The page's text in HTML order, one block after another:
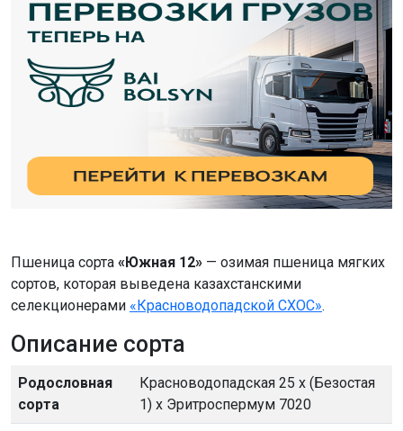
Пшеница сорта «Южная 12» — озимая пшеница мягких
сортов, которая выведена казахстанскими
селекционерами «Красноводопадской СХОС».
Описание сорта
Родословная
сорта
Красноводопадская 25 х (Безостая
1) х Эритроспермум 7020